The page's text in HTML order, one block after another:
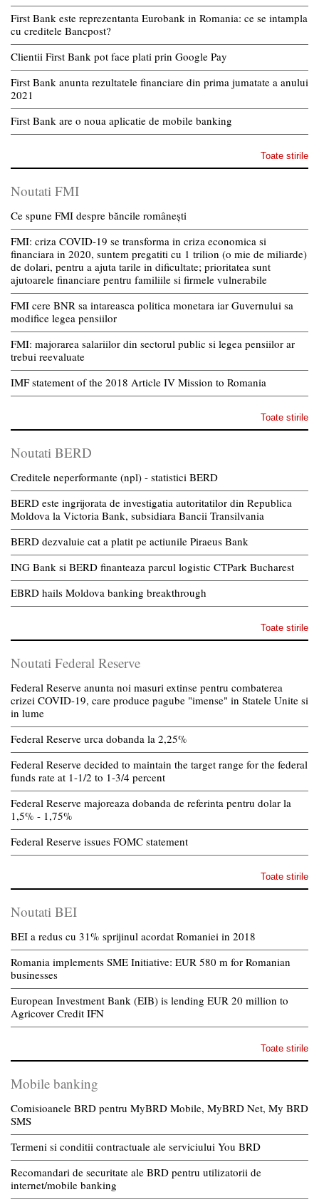
First Bank este reprezentanta Eurobank in Romania: ce se intampla
cu creditele Bancpost?
Clientii First Bank pot face plati prin Google Pay
First Bank anunta rezultatele financiare din prima jumatate a anului
2021
First Bank are o noua aplicatie de mobile banking
Toate stirile
Noutati FMI
Ce spune FMI despre băncile românești
FMI: criza COVID-19 se transforma in criza economica si
financiara in 2020, suntem pregatiti cu 1 trilion (o mie de miliarde)
de dolari, pentru a ajuta tarile in dificultate; prioritatea sunt
ajutoarele financiare pentru familiile si firmele vulnerabile
FMI cere BNR sa intareasca politica monetara iar Guvernului sa
modifice legea pensiilor
FMI: majorarea salariilor din sectorul public si legea pensiilor ar
trebui reevaluate
IMF statement of the 2018 Article IV Mission to Romania
Toate stirile
Noutati BERD
Creditele neperformante (npl) - statistici BERD
BERD este ingrijorata de investigatia autoritatilor din Republica
Moldova la Victoria Bank, subsidiara Bancii Transilvania
BERD dezvaluie cat a platit pe actiunile Piraeus Bank
ING Bank si BERD finanteaza parcul logistic CTPark Bucharest
EBRD hails Moldova banking breakthrough
Toate stirile
Noutati Federal Reserve
Federal Reserve anunta noi masuri extinse pentru combaterea
crizei COVID-19, care produce pagube "imense" in Statele Unite si
in lume
Federal Reserve urca dobanda la 2,25%
Federal Reserve decided to maintain the target range for the federal
funds rate at 1-1/2 to 1-3/4 percent
Federal Reserve majoreaza dobanda de referinta pentru dolar la
1,5% - 1,75%
Federal Reserve issues FOMC statement
Toate stirile
Noutati BEI
BEI a redus cu 31% sprijinul acordat Romaniei in 2018
Romania implements SME Initiative: EUR 580 m for Romanian
businesses
European Investment Bank (EIB) is lending EUR 20 million to
Agricover Credit IFN
Toate stirile
Mobile banking
Comisioanele BRD pentru MyBRD Mobile, MyBRD Net, My BRD
SMS
Termeni si conditii contractuale ale serviciului You BRD
Recomandari de securitate ale BRD pentru utilizatorii de
internet/mobile banking